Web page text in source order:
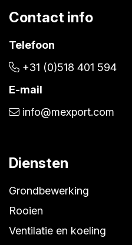
Contact info
Telefoon
+31 (0)518 401 594
E-mail
info@mexport.com
Diensten
Grondbewerking
Rooien
Ventilatie en koeling